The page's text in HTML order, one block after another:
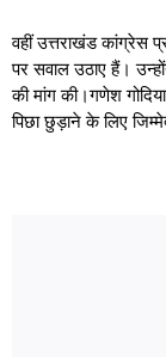
वहीं उत्तराखंड कांग्रेस
पर सवाल उठाए हैं।
की मांग की।गणेश
पिछा छुड़ाने के लिए